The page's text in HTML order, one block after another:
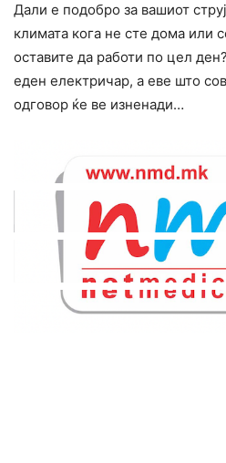
Дали е подобро за вашиот
климата кога не сте дома или
оставите да работи по цел
еден електричар, а еве што
одговор ќе ве изненади…